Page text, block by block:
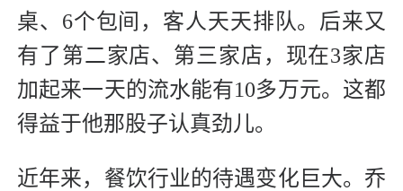
桌、6个包间，客人天天排队。后来又
有了第二家店、第三家店，现在3家店
加起来一天的流水能有10多万元。这都
得益于他那股子认真劲儿。
近年来，餐饮行业的待遇变化巨大。乔